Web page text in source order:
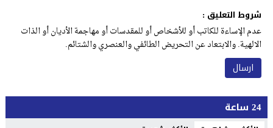
شروط التعليق :
عدم الإساءة للكاتب أو للأشخاص أو للمقدسات أو مهاجمة الأديان أو الذات
الالهية. والابتعاد عن التحريض الطائفي والعنصري والشتائم.
24 ساعة